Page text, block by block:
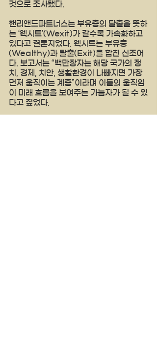
것으로 조사됐다.
핸리앤드파트너스는 부유층의 탈출을 뜻하
는 ‘웩시트’(Wexit)가 갈수록 가속화하고
있다고 결론지었다. 웩시트는 부유층
(Wealthy)과 탈출(Exit)을 합친 신조어
다. 보고서는 “백만장자는 해당 국가의 정
치, 경제, 치안, 생활환경이 나빠지면 가장
먼저 움직이는 계층”이라며 이들의 움직임
이 미래 흐름을 보여주는 가늠자가 될 수 있
다고 짚었다.